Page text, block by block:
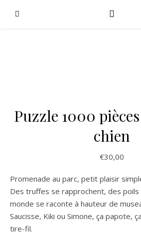
Puzzle 1000
chien
€30,00
Promenade au parc, petit plaisir
Des truffes se rapprochent, des poils
monde se raconte à hauteur de
Saucisse, Kiki ou Simone, ça papote,
tire-fil.